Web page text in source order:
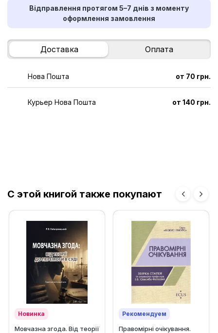
Відправлення протягом 5–7 днів з моменту
оформлення замовлення
Доставка Оплата
Нова Пошта от 70 грн.
Курьер Нова Пошта от 140 грн.
С этой книгой также покупают
Новинка
Мовчазна згода. Від теорії
Рекомендуем
Правомірні очікування.